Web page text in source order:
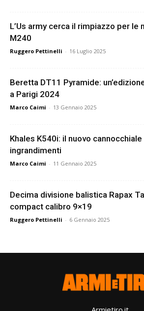
L’Us army cerca il rimpiazzo per le
M240
Ruggero Pettinelli - 16 Luglio 2025
Beretta DT11 Pyramide:
a Parigi 2024
Marco Caimi - 13 Gennaio 2025
Khales K540i: il nuovo
ingrandimenti
Marco Caimi - 11 Gennaio 2025
Decima divisione balistica Rapax
compact calibro 9×19
Ruggero Pettinelli - 6 Gennaio 2025